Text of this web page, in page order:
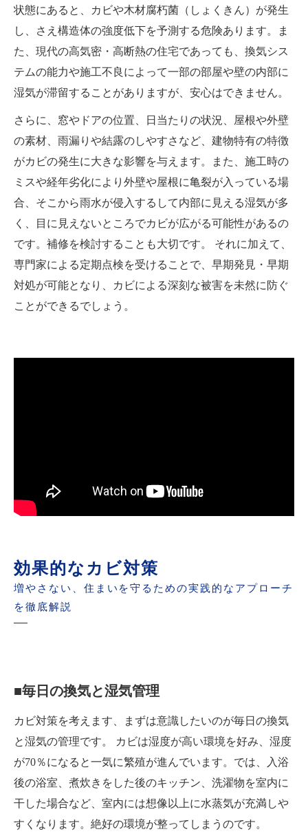
状態にあると、カビや木材腐朽菌（しょくきん）が発生
し、さえ構造体の強度低下を予測する危険あります。ま
た、現代の高気密・高断熱の住宅であっても、換気シス
テムの能力や施工不良によって一部の部屋や壁の内部に
湿気が滞留することがありますが、安心はできません。
さらに、窓やドアの位置、日当たりの状況、屋根や外壁
の素材、雨漏りや結露のしやすさなど、建物特有の特徴
がカビの発生に大きな影響を与えます。また、施工時の
ミスや経年劣化により外壁や屋根に亀裂が入っている場
合、そこから雨水が侵入するして内部に見える湿気が多
く、目に見えないところでカビが広がる可能性があるの
です。補修を検討することも大切です。 それに加えて、
専門家による定期点検を受けることで、早期発見・早期
対処が可能となり、カビによる深刻な被害を未然に防ぐ
ことができるでしょう。
効果的なカビ対策
増やさない、住まいを守るための実践的なアプローチ
を徹底解説
■毎日の換気と湿気管理
カビ対策を考えます、まずは意識したいのが毎日の換気
と湿気の管理です。 カビは湿度が高い環境を好み、湿度
が70％になると一気に繁殖が進んでいます。では、入浴
後の浴室、煮炊きをした後のキッチン、洗濯物を室内に
干した場合など、室内には想像以上に水蒸気が充満しや
すくなります。絶好の環境が整ってしまうのです。